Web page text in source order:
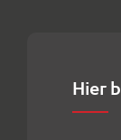
Hier